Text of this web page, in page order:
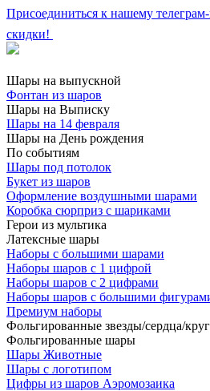
Присоединиться к нашему
скидки!
Шары на выпускной
Фонтан из шаров
Шары на Выписку
Шары на 14 февраля
Шары на День рождения
По событиям
Шары под потолок
Букет из шаров
Оформление воздушными шарами
Коробка сюрприз с шариками
Герои из мультика
Латексные шары
Наборы с большими шарами
Наборы шаров с 1 цифрой
Наборы шаров с 2 цифрами
Наборы шаров с большими
Премиум наборы
Фольгированные звезды/сердца/
Фольгированные шары
Шары Животные
Шары с логотипом
Цифры из шаров Аэромозаика